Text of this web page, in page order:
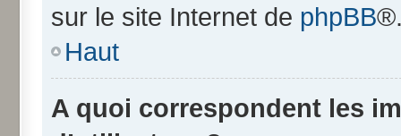
sur le site Internet de phpBB
Haut
A quoi correspondent les